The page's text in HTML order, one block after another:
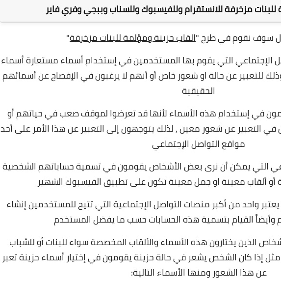
مزخرفة للانستقرام وللفيسبوك وللسناب وببجي وفري فاير
سوف نقوم في طرح "القاب حزينة ومؤلمة للبنات مزخرفة"
الإجتماعي التي يقوم بها المستخدمين في إستخدام أسماء مستعارة أسماء
للتعبير عن حالة او شعور خاص أو أنهم لا يرغبون في الإفصاح عن أسمائهم
الحقيقية
في إستخدام هذه الأسماء لأنها قد تعرضوا لموقف صعب في حياتهم أو
التعبير عن شعور معين , لذلك يتوجهون إلى التعبير عن هذا الأمر على أحد
مواقع التواصل الإجتماعي
التي يمكن أن نرى بعض الأشخاص يقومون في تسمية حساباتهم الشخصية
أو ألقاب معينة او جمل معينة تكون على تطبيق الفيسبوك الشهير
واحد من أكبر منصات التواصل الإجتماعية التي تتيح للمستخدمين إنشاء
القيام بتسمية هذه الحسابات حسب ما يفضل المستخدم
الذين يختارون هذه الأسماء والألقاب المخصصة سواء للبنات أو للشباب
إذا كان الشخص يشعر في حالة حزينة يقومون في إختيار أسماء حزينة تعبر
عن هذا الشعور ومنها الأسماء التالية: